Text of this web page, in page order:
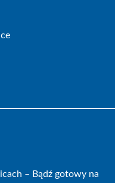
– Bądź gotowy na